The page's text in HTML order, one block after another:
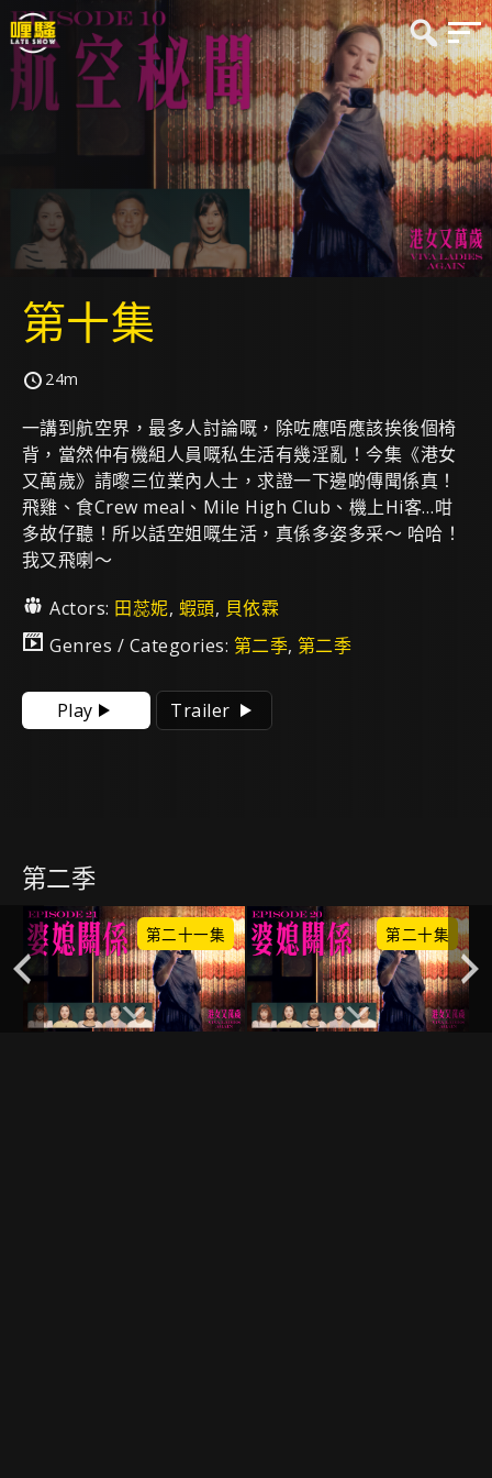
第十集
24m
一講到航空界，最多人討論嘅，除咗應唔應該挨後個椅
背，當然仲有機組人員嘅私生活有幾淫亂！今集《港女
又萬歲》請嚟三位業內人士，求證一下邊啲傳聞係真！
飛雞、食Crew meal、Mile High Club、機上Hi客…咁
多故仔聽！所以話空姐嘅生活，真係多姿多采～ 哈哈！
我又飛喇～
Actors: 田蕊妮, 蝦頭, 貝依霖
Genres / Categories: 第二季, 第二季
Play Trailer
第二季
第二十一集 第二十集